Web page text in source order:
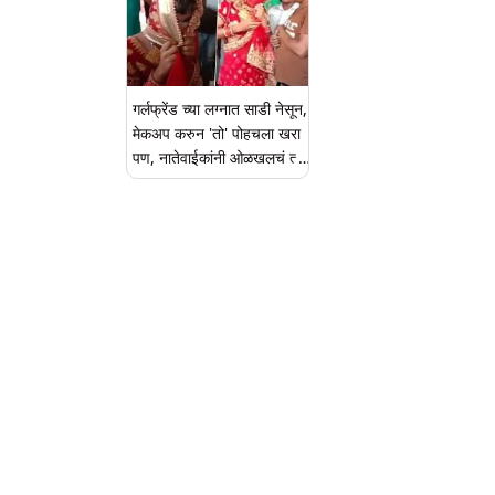
गर्लफ्रेंड च्या लग्नात साडी नेसून,
मेकअप करुन 'तो' पोहचला खरा
पण, नातेवाईकांनी ओळखलचं त्या
नंतर काय घडले ते तुम्हीच पाहा